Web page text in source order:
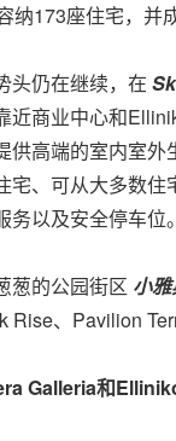
纳173座住宅，并
头仍在继续，在
近商业中心和
供高端的室内室
宅、可从大多数
以及安全停车位。
葱的公园街区 小
Rise、Pavilion
Galleria和